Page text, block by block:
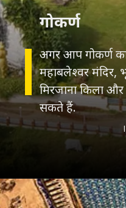
अगर आप गोकर्ण
महाबलेश्वर
मिरजाना किला
सकते हैं.
गोकर्ण